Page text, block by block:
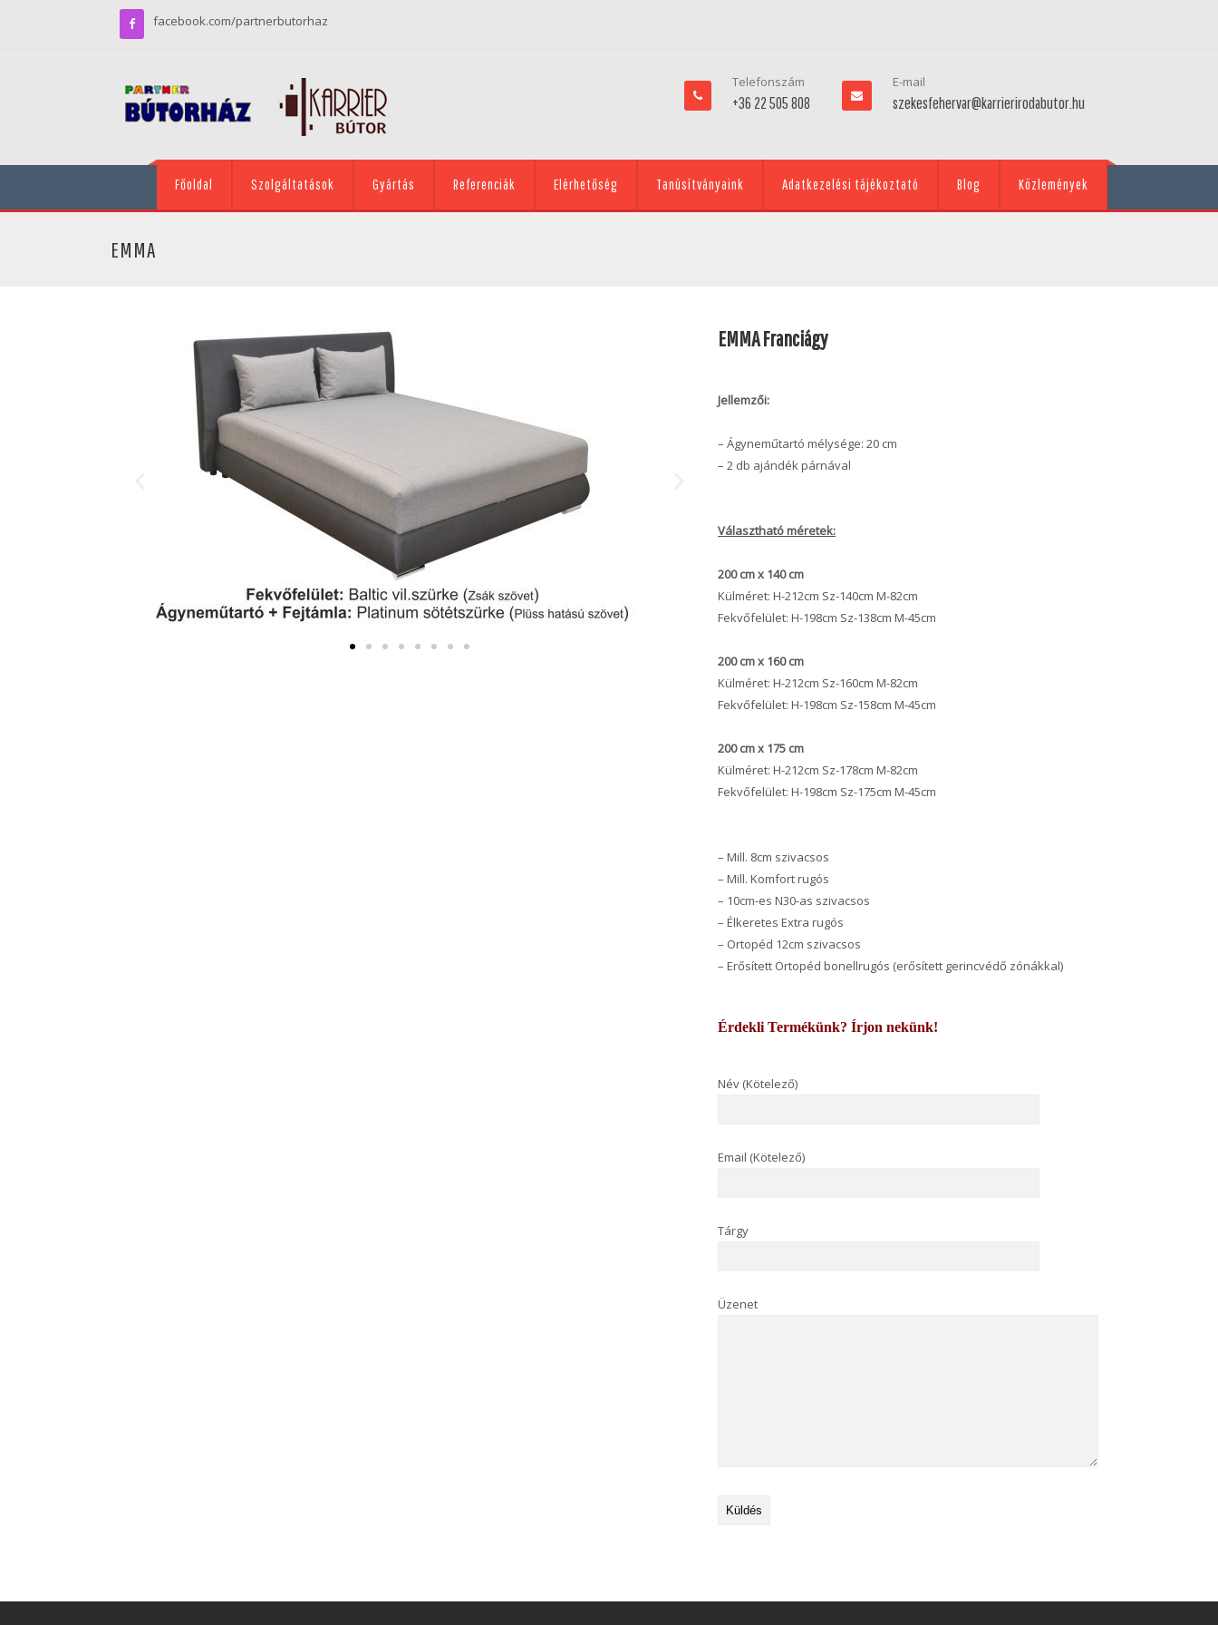
facebook.com/partnerbutorhaz
Telefonszám
+36 22 505 808
E-mail
szekesfehervar@karrierirodabutor.hu
Főoldal Szolgáltatások Gyártás Referenciák Elérhetőség Tanúsítványaink Adatkezelési tájékoztató Blog Közlemények
EMMA
EMMA Franciágy
Jellemzői:
– Ágyneműtartó mélysége: 20 cm
– 2 db ajándék párnával
Választható méretek:
200 cm x 140 cm
Külméret: H-212cm Sz-140cm M-82cm
Fekvőfelület: H-198cm Sz-138cm M-45cm
200 cm x 160 cm
Külméret: H-212cm Sz-160cm M-82cm
Fekvőfelület: H-198cm Sz-158cm M-45cm
200 cm x 175 cm
Külméret: H-212cm Sz-178cm M-82cm
Fekvőfelület: H-198cm Sz-175cm M-45cm
– Mill. 8cm szivacsos
– Mill. Komfort rugós
– 10cm-es N30-as szivacsos
– Élkeretes Extra rugós
– Ortopéd 12cm szivacsos
– Erősített Ortopéd bonellrugós (erősített gerincvédő zónákkal)
Érdekli Termékünk? Írjon nekünk!
Név (Kötelező)
Email (Kötelező)
Tárgy
Üzenet